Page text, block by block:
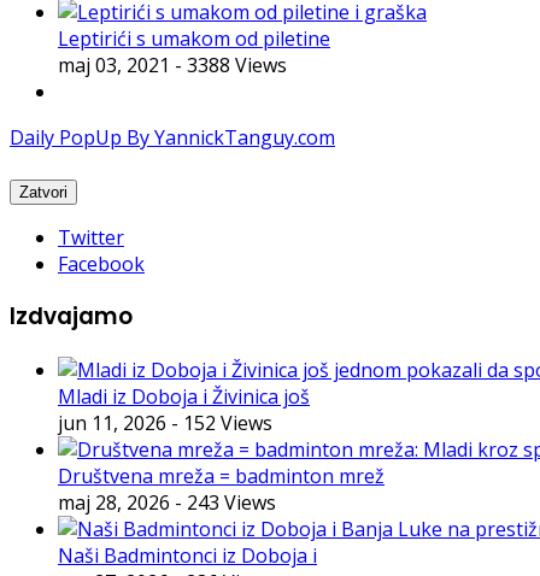
Leptirići s umakom od piletine
maj 03, 2021 - 3388 Views
Daily PopUp By YannickTanguy.com
Twitter
Facebook
Izdvajamo
Mladi iz Doboja i Živinica još
jun 11, 2026 - 152 Views
Društvena mreža = badminton mrež
maj 28, 2026 - 243 Views
Naši Badmintonci iz Doboja i